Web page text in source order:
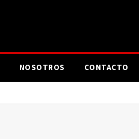
NOSOTROS CONTACTO